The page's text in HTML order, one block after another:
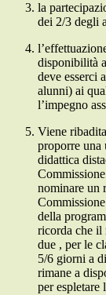
la
dei 2/3 degli
disponibilità
deve esserci
alunni) ai
l’impegno
Viene
proporre una
didattica
nominare un
della
ricorda che il
due , per le
5/6 giorni a
rimane a
per espletare